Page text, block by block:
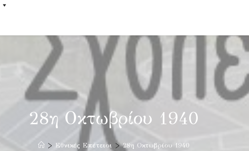
28η Οκτωβρίου 1940
> Εθνικές Επέτειοι > 28η Οκτωβρίου 1940